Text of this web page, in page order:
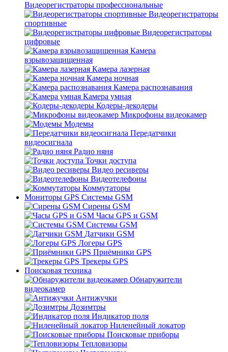
Видеорегистраторы профессиональные
Видеорегистраторы
спортивные
Видеорегистраторы
цифровые
Камера
взрывозащищенная
Камера лазерная
Камера ночная
Камера распознавания
Камера умная
Кодеры-декодеры
Микрофоны видеокамер
Модемы
Передатчики
видеосигнала
Радио няня
Точки доступа
Видео ресиверы
Видеотелефоны
Коммутаторы
Мониторы GPS Системы GSM
Сирены GSM
Часы GPS и GSM
Системы GSM
Датчики GSM
Логеры GPS
Приёмники GPS
Трекеры GPS
Поисковая техника
Обнаружители
видеокамер
Антижучки
Дозимтры
Индикатор поля
Ниленейный локатор
Поисковые приборы
Тепловизоры